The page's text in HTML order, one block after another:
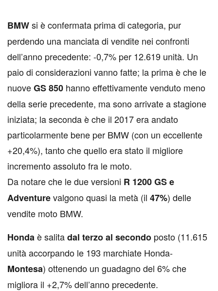
BMWsi è confermata prima di categoria, pur
perdendo una manciata di vendite nei confronti
dell’anno precedente: -0,7% per 12.619 unità. Un
paio di considerazioni vanno fatte; la prima è che le
nuoveGS 850 hanno effettivamente venduto meno
della serie precedente, ma sono arrivate a stagione
iniziata; la seconda è che il 2017 era andato
particolarmente bene per BMW (con un eccellente
+20,4%), tanto che quello era stato il migliore
incremento assoluto fra le moto.
Da notare che le due versioni R 1200 GSe
Adventurevalgono quasi la metà (il 47%) delle
vendite moto BMW.
Hondaè salitadal terzo al secondo posto (11.615
unità accorpando le 193 marchiate Honda-
Montesa) ottenendo un guadagno del 6% che
migliora il +2,7% dell’anno precedente.